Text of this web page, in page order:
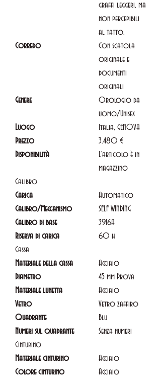
graffi leggeri, ma
non percepibili
al tatto.
Corredo
Con scatola
originale e
documenti
originali
Genere
Orologio da
uomo/Unisex
Luogo
Italia, GENOVA
Prezzo
3.480 €
Disponibilità
L'articolo è in
magazzino
Calibro
Carica
Automatico
Calibro/Meccanismo
SELF WINDING
Calibro di base
3916A
Riserva di carica
60 h
Cassa
Materiale della cassa
Acciaio
Diametro
45 mm Prova
Materiale lunetta
Acciaio
Vetro
Vetro zaffiro
Quadrante
Blu
Numeri sul quadrante
Senza numeri
Cinturino
Materiale cinturino
Acciaio
Colore cinturino
Acciaio